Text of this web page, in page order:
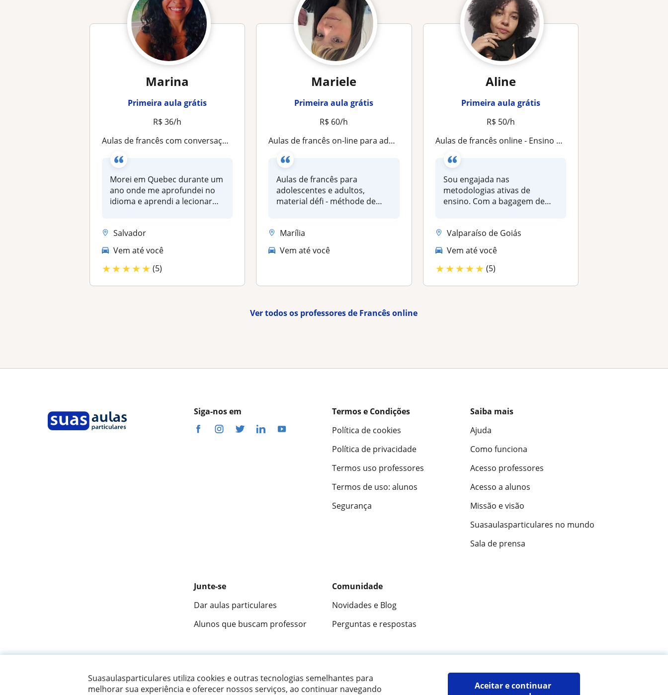
Suasaulasparticulares utiliza cookies e outras tecnologias semelhantes para
melhorar sua experiência e oferecer nossos serviços, ao continuar navegando
Aceitar e continuar
Marina
Primeira aula grátis
R$ 36/h
Aulas de francês com conversação, gramática, vídeos e muita diversão
Morei em Quebec durante um
ano onde me aprofundei no
idioma e aprendi a lecionar
Salvador
Vem até você
★★★★★ (5)
Mariele
Primeira aula grátis
R$ 60/h
Aulas de francês on-line para adolescentes e adultos
Aulas de francês para
adolescentes e adultos,
material défi - méthode de
Marília
Vem até você
Aline
Primeira aula grátis
R$ 50/h
Aulas de francês online - Ensino contextualizado e no seu ritmo
Sou engajada nas
metodologias ativas de
ensino. Com a bagagem de
Valparaíso de Goiás
Vem até você
★★★★★ (5)
Ver todos os professores de Francês online
Siga-nos em
Termos e Condições
Política de cookies
Política de privacidade
Termos uso professores
Termos de uso: alunos
Segurança
Saiba mais
Ajuda
Como funciona
Acesso professores
Acesso a alunos
Missão e visão
Suasaulasparticulares no mundo
Sala de prensa
Junte-se
Dar aulas particulares
Alunos que buscam professor
Comunidade
Novidades e Blog
Perguntas e respostas
opiniões de alunos